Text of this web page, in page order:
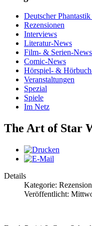
Deutscher Phantastik
Rezensionen
Interviews
Literatur-News
Film- & Serien-News
Comic-News
Hörspiel- &
Veranstaltungen
Spezial
Spiele
Im Netz
The Art of Star
Details
Kategorie:
Veröffentlicht: